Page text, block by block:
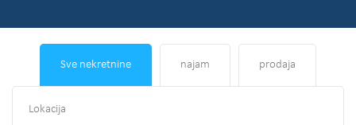
Sve nekretnine najam prodaja
Lokacija